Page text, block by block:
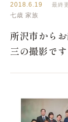
2018.6.19 最終
七歳 家族
所沢市から
三の撮影です